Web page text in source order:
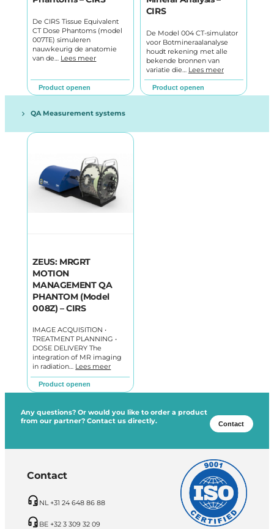
De CIRS Tissue Equivalent
CT Dose Phantoms (model
007TE) simuleren
nauwkeurig de anatomie
van de… Lees meer
Product openen
CIRS
De Model 004 CT-simulator
voor Botmineraalanalyse
houdt rekening met alle
bekende bronnen van
variatie die… Lees meer
Product openen
QA Measurement systems
ZEUS: MRGRT
MOTION
MANAGEMENT QA
PHANTOM (Model
008Z) – CIRS
IMAGE ACQUISITION •
TREATMENT PLANNING •
DOSE DELIVERY The
integration of MR imaging
in radiation… Lees meer
Product openen
Any questions? Or would you like to order a product
from our partner? Contact us directly.
Contact
Contact
NL +31 24 648 86 88
BE +32 3 309 32 09